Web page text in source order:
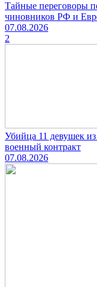
Тайные переговоры
чиновников РФ и
07.08.2026
2
Убийца 11 девушек
военный контракт
07.08.2026